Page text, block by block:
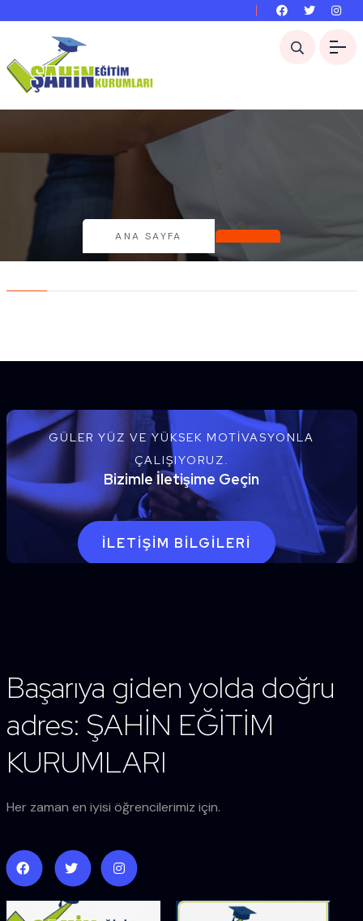
ANA SAYFA
GÜLER YÜZ VE YÜKSEK MOTIVASYONLA
ÇALIŞIYORUZ.
Bizimle İletişime Geçin
İLETIŞIM BILGILERI
Başarıya giden yolda doğru
adres: ŞAHİN EĞİTİM
KURUMLARI
Her zaman en iyisi öğrencilerimiz için.